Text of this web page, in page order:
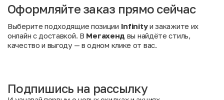
Оформляйте заказ прямо сейчас
Выберите подходящие позиции Infinityи закажите их
онлайн с доставкой. В Мегахенд вы найдёте стиль,
качество и выгоду — в одном клике от вас.
Подпишись на рассылку